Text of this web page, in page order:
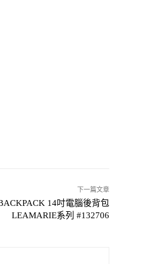
下一篇文章
14吋電腦後背包
LEAMARIE系列 #132706